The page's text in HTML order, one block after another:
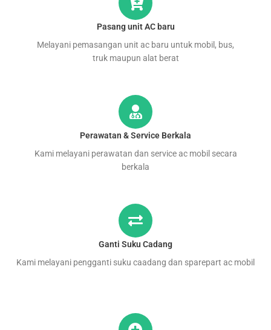
Pasang unit AC baru
Melayani pemasangan unit ac baru untuk mobil, bus,
truk maupun alat berat
Perawatan & Service Berkala
Kami melayani perawatan dan service ac mobil secara
berkala
Ganti Suku Cadang
Kami melayani pengganti suku caadang dan sparepart ac mobil